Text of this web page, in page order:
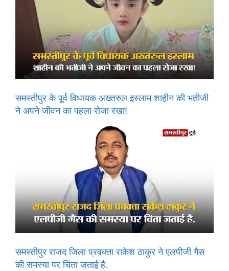
समस्तीपुर के पूर्व विधायक अख्तरुल इस्लाम शाहीन की भतीजी
ने अपने जीवन का पहला रोजा रखा!
समस्तीपुर राजद जिला प्रवक्ता राकेश ठाकुर ने एलपीजी गैस
की समस्या पर चिंता जताई है.